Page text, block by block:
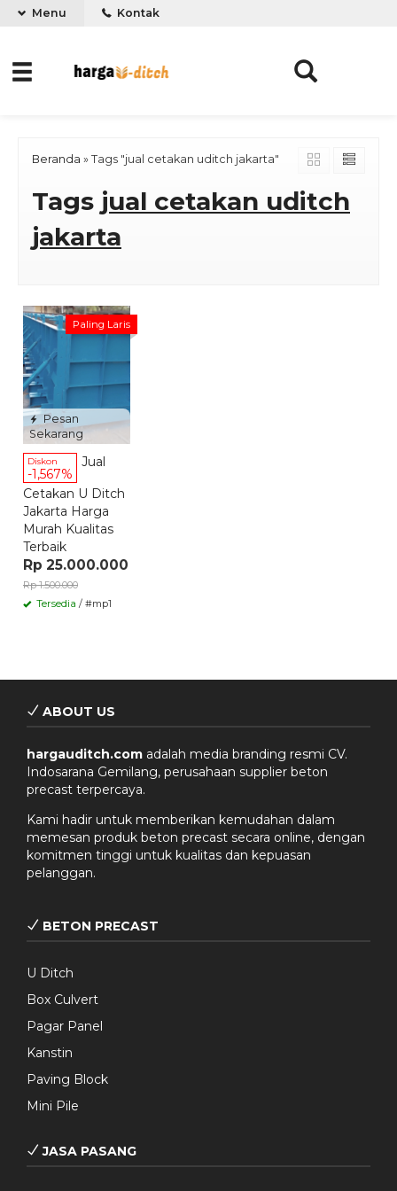
Menu Kontak
Beranda » Tags "jual cetakan uditch jakarta"
Tags jual cetakan uditch
jakarta
Pesan
Sekarang
Paling Laris
Diskon
-1,567%
Jual
Cetakan U Ditch
Jakarta Harga
Murah Kualitas
Terbaik
Rp 25.000.000
Rp 1.500.000
Tersedia / #mp1
ABOUT US
hargauditch.com adalah media branding resmi CV.
Indosarana Gemilang, perusahaan supplier beton
precast terpercaya.
Kami hadir untuk memberikan kemudahan dalam
memesan produk beton precast secara online, dengan
komitmen tinggi untuk kualitas dan kepuasan
pelanggan.
BETON PRECAST
U Ditch
Box Culvert
Pagar Panel
Kanstin
Paving Block
Mini Pile
JASA PASANG